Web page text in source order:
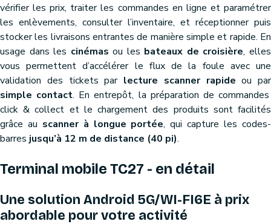
vérifier les prix, traiter les commandes en ligne et paramétrer
les enlèvements, consulter l’inventaire, et réceptionner puis
stocker les livraisons entrantes de manière simple et rapide. En
usage dans les cinémas ou les bateaux de croisière, elles
vous permettent d’accélérer le flux de la foule avec une
validation des tickets par lecture scanner rapide ou par
simple contact. En entrepôt, la préparation de commandes
click & collect et le chargement des produits sont facilités
grâce au scanner à longue portée, qui capture les codes-
barres jusqu’à 12 m de distance (40 pi).
Terminal mobile TC27 - en détail
Une solution Android 5G/WI-FI6E à prix
abordable pour votre activité